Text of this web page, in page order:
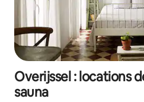
Overijssel : locations
sauna